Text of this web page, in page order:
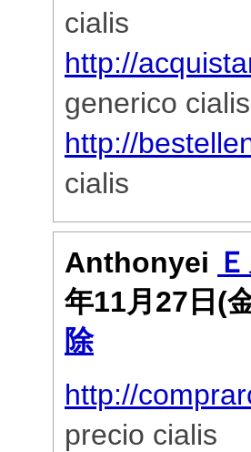
cialis
http://
generico cialis
http://
cialis
Anthonyei
年11月27日(
除
http://
precio cialis